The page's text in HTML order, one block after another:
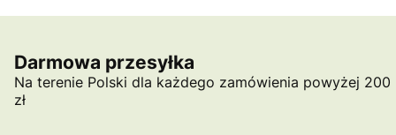
Darmowa przesyłka
Na terenie Polski dla każdego zamówienia powyżej 200
zł